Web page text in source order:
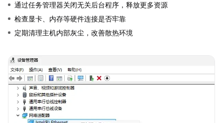
通过任务管理器关闭无关后台程序，释放更多资源
检查显卡、内存等硬件连接是否牢靠
定期清理主机内部灰尘，改善散热环境